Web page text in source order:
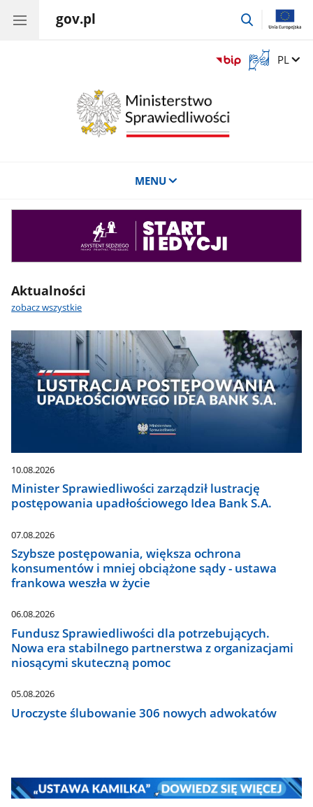
gov.pl
przejdź
Otwórz
okno
Zmień
PL
MENU
Aktualności
zobacz wszystkie
10.08.2026
Minister Sprawiedliwości zarządził lustrację
postępowania upadłościowego Idea Bank S.A.
07.08.2026
Szybsze postępowania, większa ochrona
konsumentów i mniej obciążone sądy - ustawa
frankowa weszła w życie
06.08.2026
Fundusz Sprawiedliwości dla potrzebujących.
Nowa era stabilnego partnerstwa z organizacjami
niosącymi skuteczną pomoc
05.08.2026
Uroczyste ślubowanie 306 nowych adwokatów